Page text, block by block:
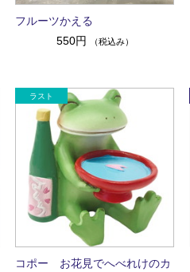
フルーツかえる
550円
（税込み）
コポー お花見でへべれけのカ